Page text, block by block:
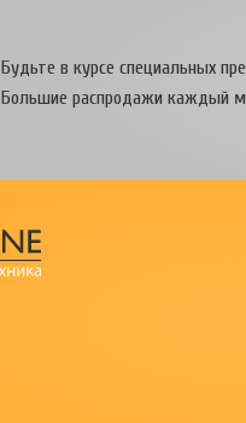
Будьте в курсе специальных
Большие распродажи каждый